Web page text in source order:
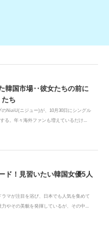
韓国市場‥彼女たちの前に
ち
NiziU(ニジュー)が、10月30日にシングル
る。年々海外ファンも増えているだけ...
ド！見習いたい韓国女優5人
マが注目を浴び、日本でも人気を集めて
やその美貌を発揮しているが、その中...